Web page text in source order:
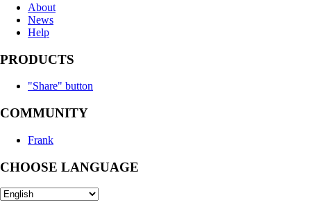
About
News
Help
PRODUCTS
"Share" button
COMMUNITY
Frank
CHOOSE LANGUAGE